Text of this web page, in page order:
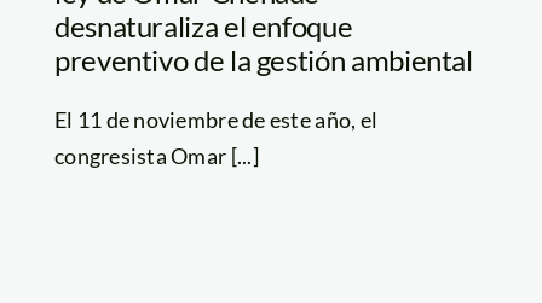
desnaturaliza el enfoque
preventivo de la gestión ambiental
El 11 de noviembre de este año, el
congresista Omar [...]